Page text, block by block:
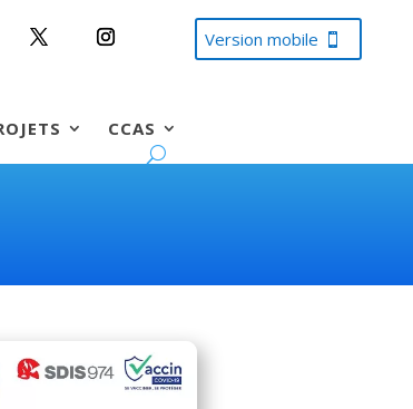
Version mobile
CCAS